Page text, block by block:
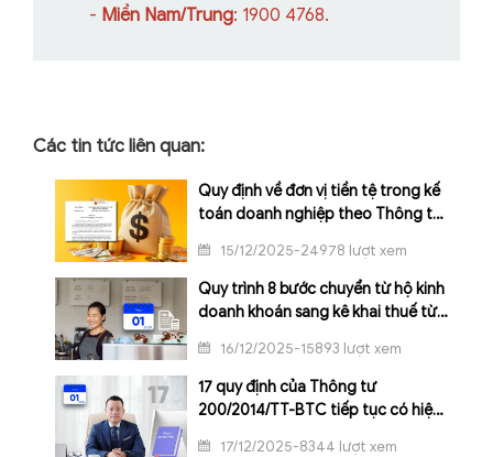
- Miền Nam/Trung: 1900 4768.
Các tin tức liên quan:
Quy định về đơn vị tiền tệ trong kế
toán doanh nghiệp theo Thông tư
15/12/2025-24978 lượt xem
Quy trình 8 bước chuyển từ hộ kinh
doanh khoán sang kê khai thuế từ
16/12/2025-15893 lượt xem
17 quy định của Thông tư
200/2014/TT-BTC tiếp tục có hiệu
17/12/2025-8344 lượt xem